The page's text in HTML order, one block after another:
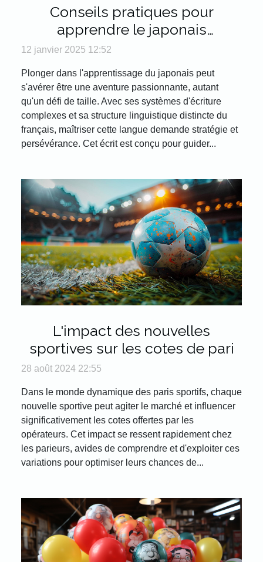
Conseils pratiques pour
apprendre le japonais
efficacement
12 janvier 2025 12:52
Plonger dans l'apprentissage du japonais peut
s'avérer être une aventure passionnante, autant
qu'un défi de taille. Avec ses systèmes d'écriture
complexes et sa structure linguistique distincte du
français, maîtriser cette langue demande stratégie et
persévérance. Cet écrit est conçu pour guider...
L'impact des nouvelles
sportives sur les cotes de pari
28 août 2024 22:55
Dans le monde dynamique des paris sportifs, chaque
nouvelle sportive peut agiter le marché et influencer
significativement les cotes offertes par les
opérateurs. Cet impact se ressent rapidement chez
les parieurs, avides de comprendre et d'exploiter ces
variations pour optimiser leurs chances de...